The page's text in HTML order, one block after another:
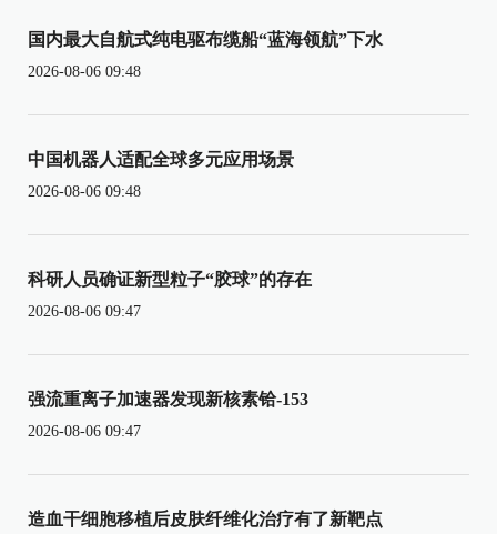
国内最大自航式纯电驱布缆船“蓝海领航”下水
2026-08-06 09:48
中国机器人适配全球多元应用场景
2026-08-06 09:48
科研人员确证新型粒子“胶球”的存在
2026-08-06 09:47
强流重离子加速器发现新核素铪-153
2026-08-06 09:47
造血干细胞移植后皮肤纤维化治疗有了新靶点